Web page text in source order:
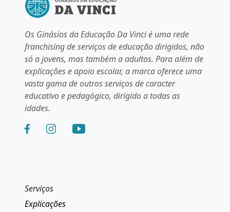
Os Ginásios da Educação Da Vinci é uma rede
franchising de serviços de educação dirigidos, não
só a jovens, mas também a adultos. Para além de
explicações e apoio escolar, a marca oferece uma
vasta gama de outros serviços de caracter
educativo e pedagógico, dirigido a todas as
idades.
Serviços
Explicações